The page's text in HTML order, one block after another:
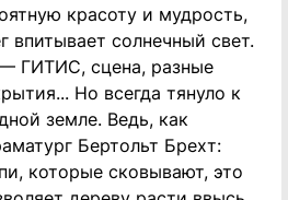
красоту и мудрость,
впитывает солнечный свет.
ГИТИС, сцена, разные
Но всегда тянуло к
земле. Ведь, как
Бертольт Брехт:
которые сковывают, это